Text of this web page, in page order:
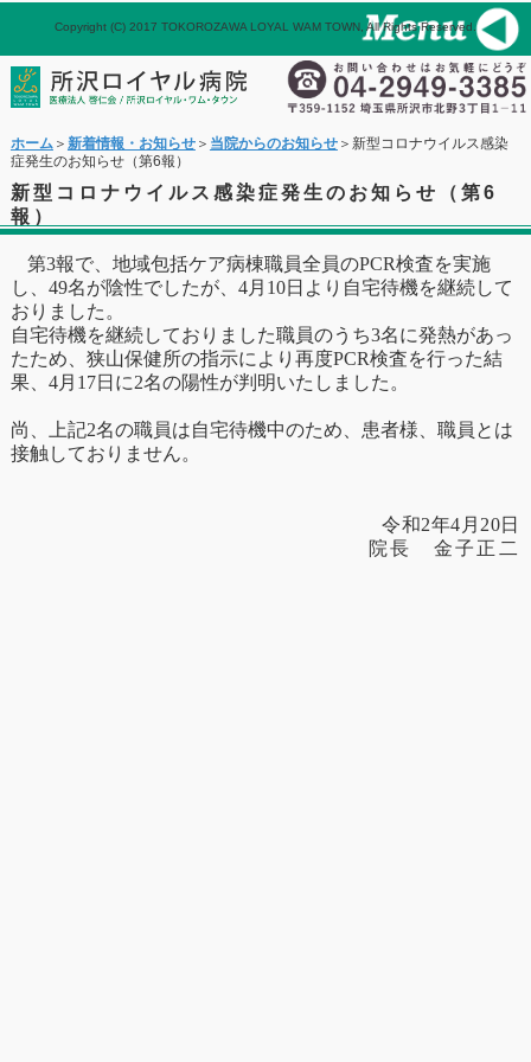
ホーム＞ 新着情報・お知らせ＞ 当院からのお知らせ＞新型コロナウイルス感染
症発生のお知らせ（第6報）
新型コロナウイルス感染症発生のお知らせ（第6
報）
第3報で、地域包括ケア病棟職員全員のPCR検査を実施
し、 49名が陰性でしたが、 4月 10日より自宅待機を継続して
おりました。
自宅待機を継続しておりました職員のうち3名に発熱があっ
たため、狭山保健所の指示により再度PCR検査を行った結
果、 4月 17日に2名の陽性が判明いたしました。
尚、上記2名の職員は自宅待機中のため、患者様、職員とは
接触しておりません。
令和2年4 月 20日
院長 金子正二
Copyright (C) 2017 TOKOROZAWA LOYAL WAM TOWN, All Rights Reserved.
メール